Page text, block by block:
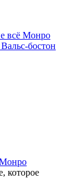
всё Монро
бостон
которое